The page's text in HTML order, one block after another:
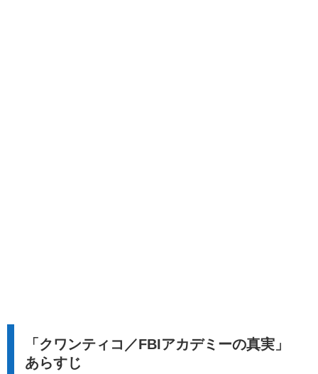
「クワンティコ／FBIアカデミーの真実」
あらすじ